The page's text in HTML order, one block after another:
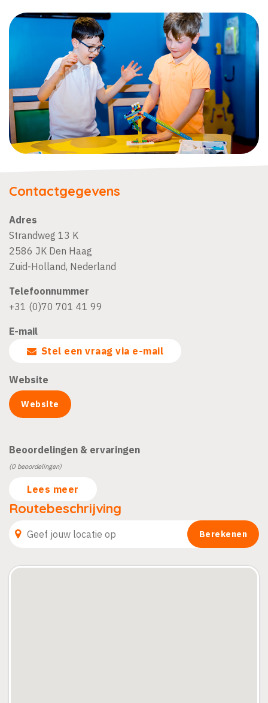
Contactgegevens
Adres
Strandweg 13 K
2586 JK Den Haag
Zuid-Holland, Nederland
Telefoonnummer
+31 (0)70 701 41 99
E-mail
Stel een vraag via e-mail
Website
Website
Beoordelingen & ervaringen
(0 beoordelingen)
Lees meer
Routebeschrijving